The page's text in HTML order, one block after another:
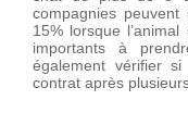
compagnies
15% lorsque
importants à
également vérifier
contrat après